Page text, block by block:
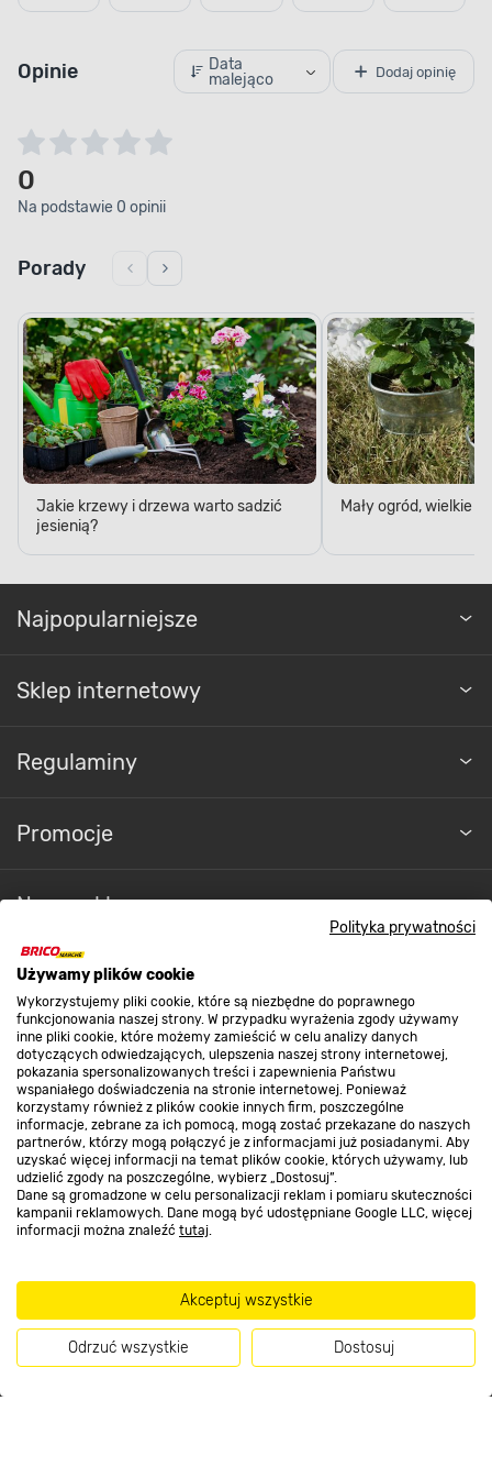
Polityka prywatności
Używamy plików cookie
Wykorzystujemy pliki cookie, które są niezbędne do poprawnego
funkcjonowania naszej strony. W przypadku wyrażenia zgody używamy
inne pliki cookie, które możemy zamieścić w celu analizy danych
dotyczących odwiedzających, ulepszenia naszej strony internetowej,
pokazania spersonalizowanych treści i zapewnienia Państwu
wspaniałego doświadczenia na stronie internetowej. Ponieważ
korzystamy również z plików cookie innych firm, poszczególne
informacje, zebrane za ich pomocą, mogą zostać przekazane do naszych
partnerów, którzy mogą połączyć je z informacjami już posiadanymi. Aby
uzyskać więcej informacji na temat plików cookie, których używamy, lub
udzielić zgody na poszczególne, wybierz „Dostosuj”.
Dane są gromadzone w celu personalizacji reklam i pomiaru skuteczności
kampanii reklamowych. Dane mogą być udostępniane Google LLC, więcej
informacji można znaleźć tutaj.
Akceptuj wszystkie
Odrzuć wszystkie Dostosuj
malejąco
Dodaj opinię
0
Na podstawie 0 opinii
Jakie krzewy i drzewa warto sadzić
jesienią?
Mały ogród, wielkie
O nas
Kontakt do sklepu
Strefa biznesu
Dołącz do nas